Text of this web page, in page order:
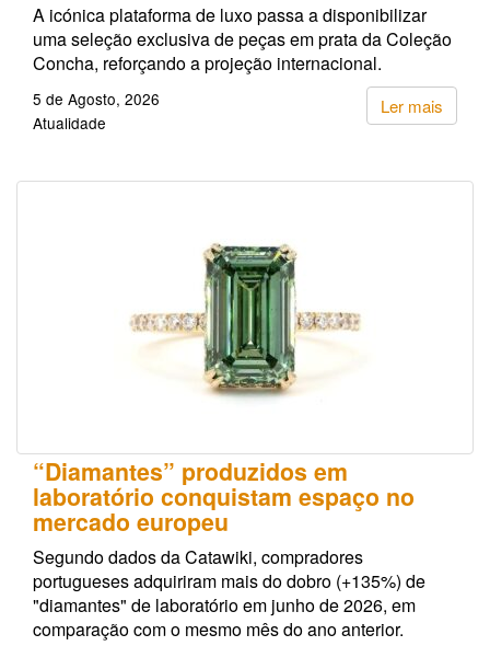
A icónica plataforma de luxo passa a disponibilizar
uma seleção exclusiva de peças em prata da Coleção
Concha, reforçando a projeção internacional.
Ler mais
5 de Agosto, 2026
Atualidade
“Diamantes” produzidos em
laboratório conquistam espaço no
mercado europeu
Segundo dados da Catawiki, compradores
portugueses adquiriram mais do dobro (+135%) de
"diamantes" de laboratório em junho de 2026, em
comparação com o mesmo mês do ano anterior.